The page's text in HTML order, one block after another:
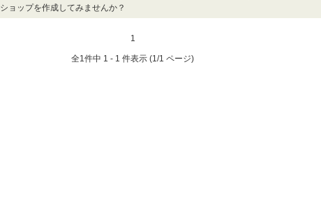
ショップを作成してみませんか？
1
全1件中 1 - 1 件表示 (1/1 ページ)